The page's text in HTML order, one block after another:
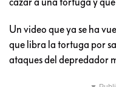
Un video que ya se ha
que libra la tortuga por
ataques del depredador